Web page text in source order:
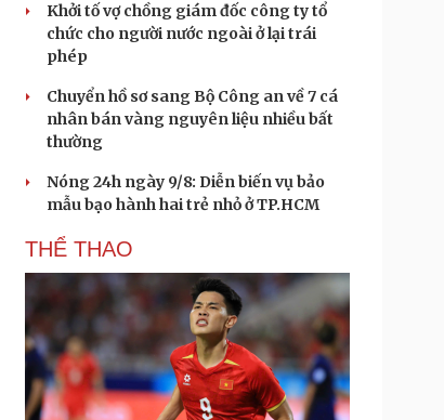
Khởi tố vợ chồng giám đốc công ty tổ
chức cho người nước ngoài ở lại trái
phép
Chuyển hồ sơ sang Bộ Công an về 7 cá
nhân bán vàng nguyên liệu nhiều bất
thường
Nóng 24h ngày 9/8: Diễn biến vụ bảo
mẫu bạo hành hai trẻ nhỏ ở TP.HCM
THỂ THAO